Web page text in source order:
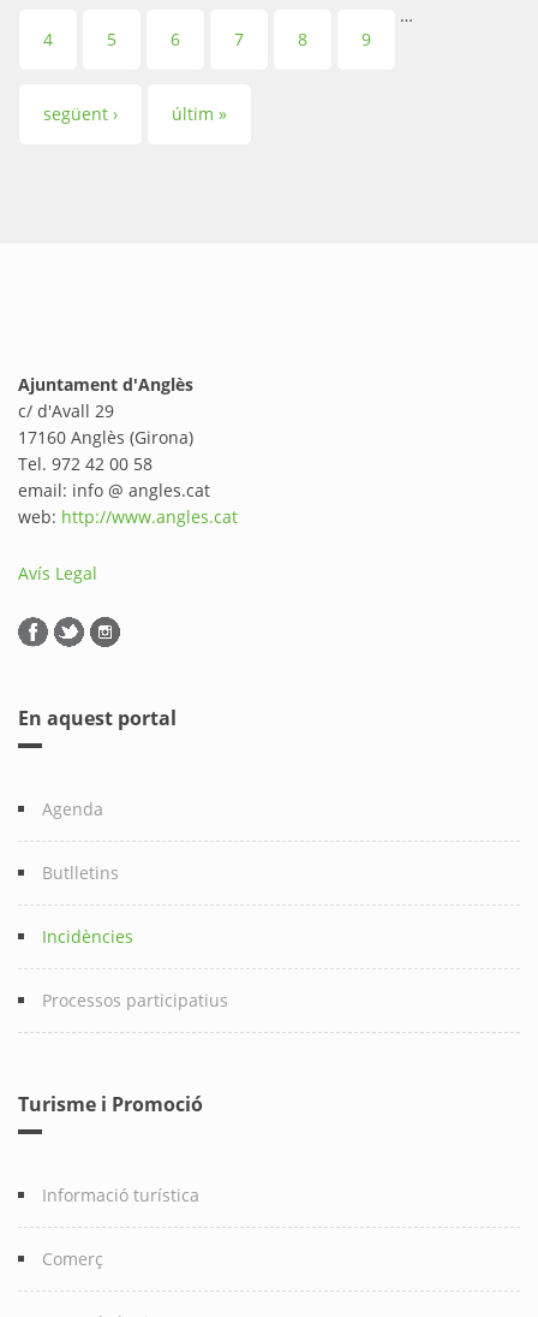
4 5 6 7 8 9
…
següent › últim »
Ajuntament d'Anglès
c/ d'Avall 29
17160 Anglès (Girona)
Tel. 972 42 00 58
email: info @ angles.cat
web: http://www.angles.cat
Avís Legal
En aquest portal
Agenda
Butlletins
Incidències
Processos participatius
Turisme i Promoció
Informació turística
Comerç